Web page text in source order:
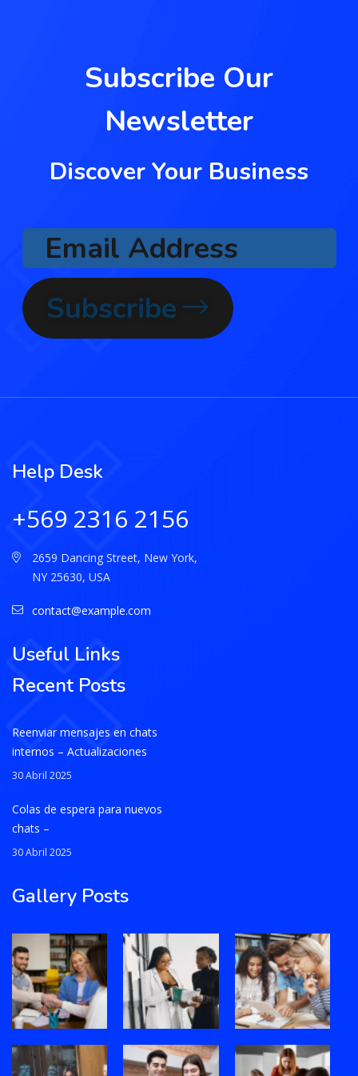
Subscribe Our
Newsletter
Discover Your Business
Subscribe
Help Desk
+569 2316 2156
2659 Dancing Street, New York,
NY 25630, USA
contact@example.com
Useful Links
Recent Posts
Reenviar mensajes en chats
internos – Actualizaciones
30 Abril 2025
Colas de espera para nuevos
chats –
30 Abril 2025
Gallery Posts